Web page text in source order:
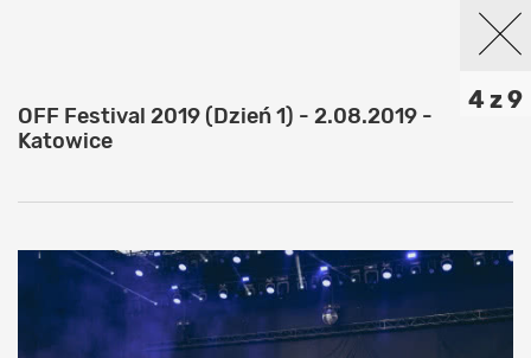
4 z 9
OFF Festival 2019 (Dzień 1) - 2.08.2019 -
Katowice